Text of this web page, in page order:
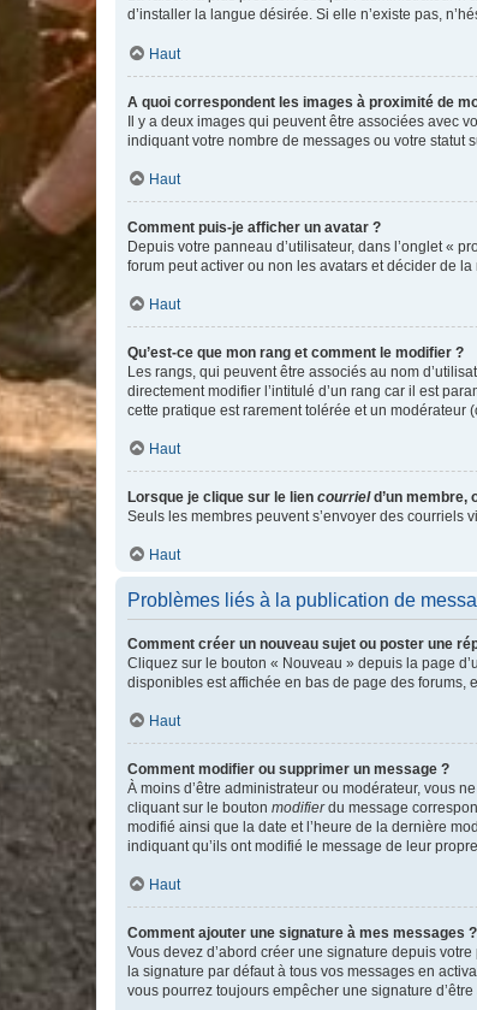
d’installer la langue désirée. Si elle n’existe pas,
Haut
A quoi correspondent les images à proximité de
Il y a deux images qui peuvent être associées avec
indiquant votre nombre de messages ou votre statut
Haut
Comment puis-je afficher un avatar ?
Depuis votre panneau d’utilisateur, dans l’onglet «
forum peut activer ou non les avatars et décider de
Haut
Qu’est-ce que mon rang et comment le modifier ?
Les rangs, qui peuvent être associés au nom
directement modifier l’intitulé d’un rang car il est
cette pratique est rarement tolérée et un
Haut
Lorsque je clique sur le lien courrield’un membre,
Seuls les membres peuvent s’envoyer des courriels
Haut
Problèmes liés à la publication de
Comment créer un nouveau sujet ou poster une
Cliquez sur le bouton « Nouveau » depuis la page
disponibles est affichée en bas de page des forums,
Haut
Comment modifier ou supprimer un message ?
À moins d’être administrateur ou modérateur, vous
cliquant sur le bouton modifierdu message
modifié ainsi que la date et l’heure de la dernière
indiquant qu’ils ont modifié le message de leur
Haut
Comment ajouter une signature à mes messages ?
Vous devez d’abord créer une signature depuis
la signature par défaut à tous vos messages en
vous pourrez toujours empêcher une signature